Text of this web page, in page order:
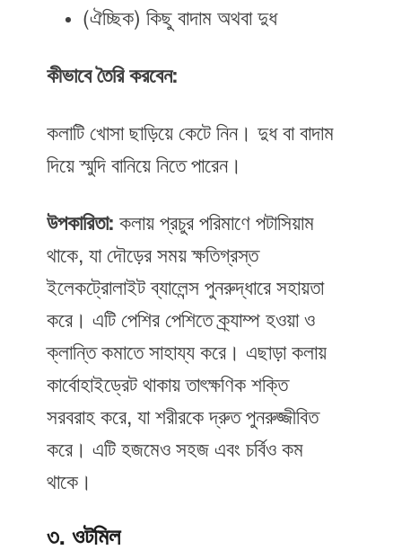
(ঐচ্ছিক) কিছু বাদাম অথবা দুধ
কীভাবে তৈরি করবেন:
কলাটি খোসা ছাড়িয়ে কেটে নিন। দুধ বা বাদাম
দিয়ে স্মুদি বানিয়ে নিতে পারেন।
উপকারিতা: কলায় প্রচুর পরিমাণে পটাসিয়াম
থাকে, যা দৌড়ের সময় ক্ষতিগ্রস্ত
ইলেকট্রোলাইট ব্যালেন্স পুনরুদ্ধারে সহায়তা
করে। এটি পেশির পেশিতে ক্র্যাম্প হওয়া ও
ক্লান্তি কমাতে সাহায্য করে। এছাড়া কলায়
কার্বোহাইড্রেট থাকায় তাৎক্ষণিক শক্তি
সরবরাহ করে, যা শরীরকে দ্রুত পুনরুজ্জীবিত
করে। এটি হজমেও সহজ এবং চর্বিও কম
থাকে।
৩. ওটমিল